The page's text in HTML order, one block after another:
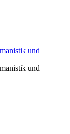
und
und